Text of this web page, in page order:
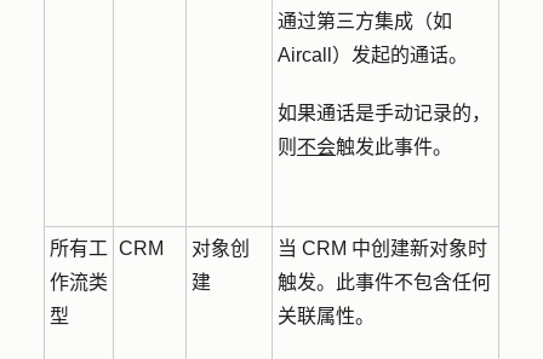
通过第三方集成（如
Aircall）发起的通话。
如果通话是手动记录的，
则 不会触发此事件。
所有工
作流类
型
CRM
对象创
建
当 CRM 中创建新对象时
触发。此事件不包含任何
关联属性。